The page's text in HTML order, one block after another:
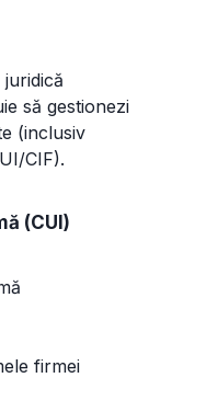
să gestionezi
(inclusiv
CIF).
(CUI)
firmei